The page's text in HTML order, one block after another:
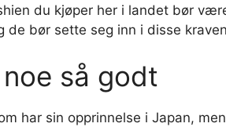
du kjøper her i landet bør
de bør sette seg inn i disse
så godt
har sin opprinnelse i Japan,